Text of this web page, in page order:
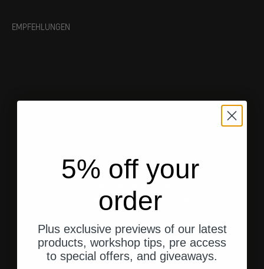
EMPFEHLUNGEN
Versand aus den USA
Schneller, direkter Versand an Ihre Adresse.
Gehe zu Element 1
Gehe zu Element 2
Gehe zu Element 3
5% off your
order
Plus exclusive previews of our latest
products, workshop tips, pre access
to special offers, and giveaways.